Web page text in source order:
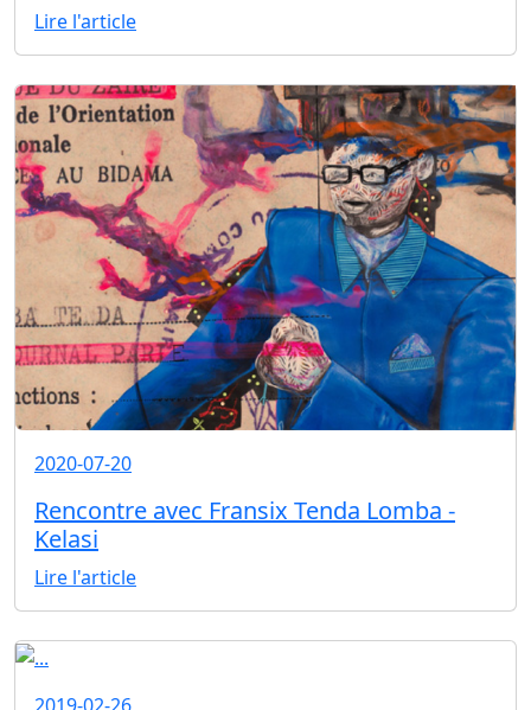
Lire l'article
2020-07-20
Rencontre avec Fransix Tenda Lomba -
Kelasi
Lire l'article